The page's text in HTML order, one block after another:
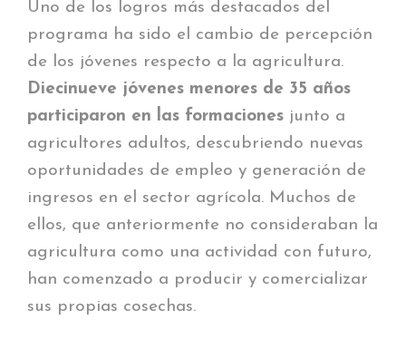
Uno de los logros más destacados del
programa ha sido el cambio de percepción
de los jóvenes respecto a la agricultura.
Diecinueve jóvenes menores de 35 años
participaron en las formaciones junto a
agricultores adultos, descubriendo nuevas
oportunidades de empleo y generación de
ingresos en el sector agrícola. Muchos de
ellos, que anteriormente no consideraban la
agricultura como una actividad con futuro,
han comenzado a producir y comercializar
sus propias cosechas.